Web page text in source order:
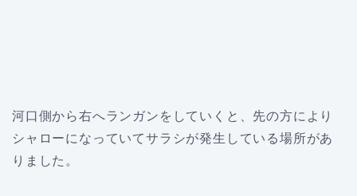
河口側から右へランガンをしていくと、先の方により
シャローになっていてサラシが発生している場所があ
りました。